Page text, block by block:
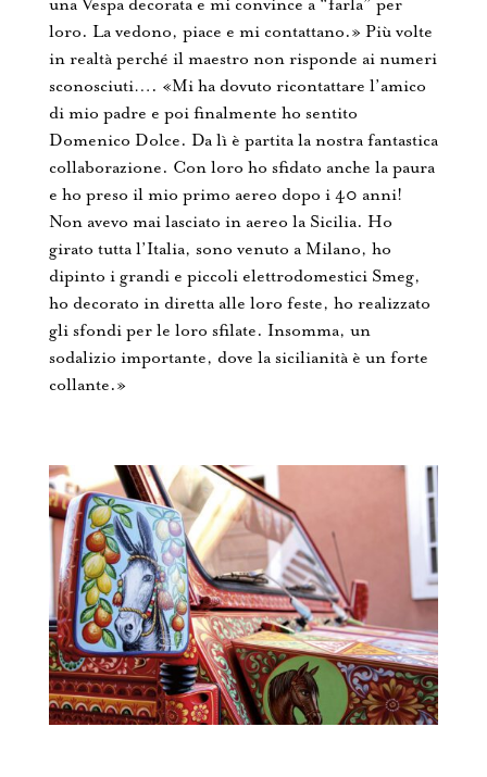
una Vespa decorata e mi convince a “farla” per
loro. La vedono, piace e mi contattano.» Più volte
in realtà perché il maestro non risponde ai numeri
sconosciuti…. «Mi ha dovuto ricontattare l’amico
di mio padre e poi finalmente ho sentito
Domenico Dolce. Da lì è partita la nostra fantastica
collaborazione. Con loro ho sfidato anche la paura
e ho preso il mio primo aereo dopo i 40 anni!
Non avevo mai lasciato in aereo la Sicilia. Ho
girato tutta l’Italia, sono venuto a Milano, ho
dipinto i grandi e piccoli elettrodomestici Smeg,
ho decorato in diretta alle loro feste, ho realizzato
gli sfondi per le loro sfilate. Insomma, un
sodalizio importante, dove la sicilianità è un forte
collante.»